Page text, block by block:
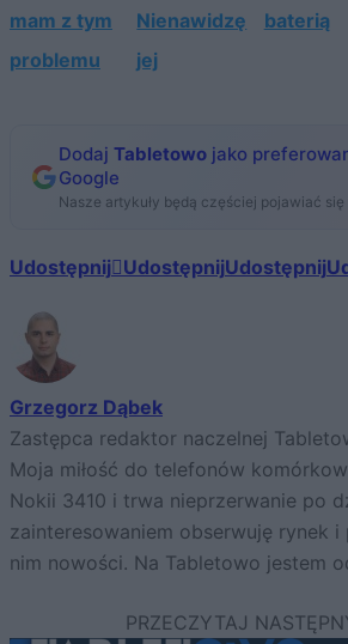
mam z tym
problemu
Nienawidzę
jej
baterią
Dodaj Tabletowo jako
Google
Nasze artykuły będą częściej pojawiać
Udostępnij UdostępnijUdostępnij
Grzegorz Dąbek
Zastępca redaktor naczelnej
Moja miłość do telefonów
Nokii 3410 i trwa nieprzerwanie po
zainteresowaniem obserwuję rynek i
nim nowości. Na Tabletowo jestem